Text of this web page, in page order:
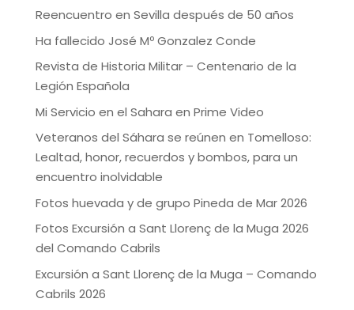
Reencuentro en Sevilla después de 50 años
Ha fallecido José Mº Gonzalez Conde
Revista de Historia Militar – Centenario de la
Legión Española
Mi Servicio en el Sahara en Prime Video
Veteranos del Sáhara se reúnen en Tomelloso:
Lealtad, honor, recuerdos y bombos, para un
encuentro inolvidable
Fotos huevada y de grupo Pineda de Mar 2026
Fotos Excursión a Sant Llorenç de la Muga 2026
del Comando Cabrils
Excursión a Sant Llorenç de la Muga – Comando
Cabrils 2026